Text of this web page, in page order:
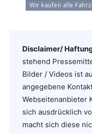
Wir kaufen alle
Disclaimer/
stehend
Bilder / Videos ist
angegebene
Webseitenanbieter
sich ausdrücklich
macht sich diese